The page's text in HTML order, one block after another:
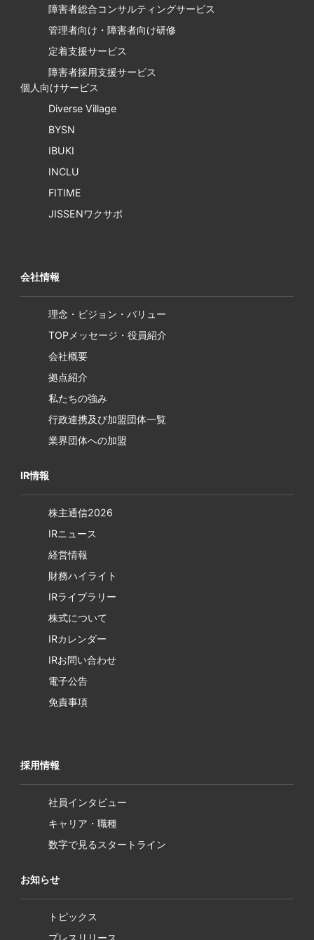
障害者総合コンサルティングサービス
管理者向け・障害者向け研修
定着支援サービス
障害者採用支援サービス
個人向けサービス
Diverse Village
BYSN
IBUKI
INCLU
FITIME
JISSENワクサポ
会社情報
理念・ビジョン・バリュー
TOPメッセージ・役員紹介
会社概要
拠点紹介
私たちの強み
行政連携及び加盟団体一覧
業界団体への加盟
IR情報
株主通信2026
IRニュース
経営情報
財務ハイライト
IRライブラリー
株式について
IRカレンダー
IRお問い合わせ
電子公告
免責事項
採用情報
社員インタビュー
キャリア・職種
数字で見るスタートライン
お知らせ
トピックス